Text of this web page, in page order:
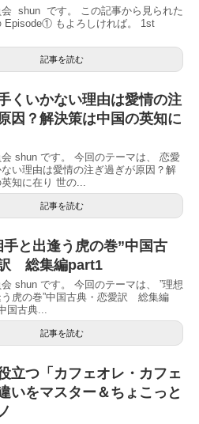
会 shun です。 この記事から見られた
Episode① もよろしければ。 1st
記事を読む
くいかない理由は愛情の注
因？解決策は中国の英知に
shun です。 今回のテーマは、 恋愛
い理由は愛情の注ぎ過ぎが原因？解
知に在り 世の...
記事を読む
手と出逢う虎の巻”中国古
総集編part1
shun です。 今回のテーマは、 ”理想
虎の巻”中国古典・恋愛訳 総集編
国古典...
記事を読む
立つ「カフェオレ・カフェ
いをマスター＆ちょこっと